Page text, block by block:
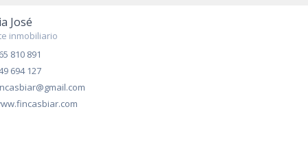
José
inmobiliario
810 891
694 127